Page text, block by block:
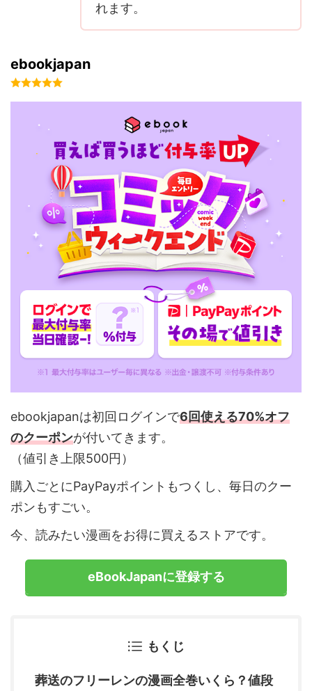
れます。
ebookjapan
ebookjapanは初回ログインで6回使える70%オフ
のクーポンが付いてきます。
（値引き上限500円）
購入ごとにPayPayポイントもつくし、毎日のクー
ポンもすごい。
今、読みたい漫画をお得に買えるストアです。
eBookJapanに登録する
もくじ
葬送のフリーレンの漫画全巻いくら？値段